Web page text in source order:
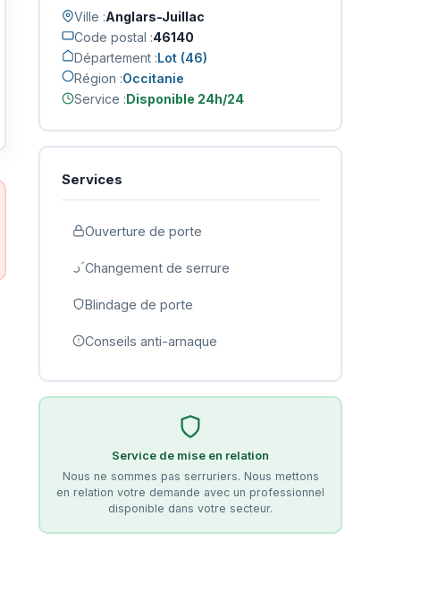
Ville :Anglars-Juillac
Code postal :46140
Département :Lot (46)
Région :Occitanie
Service :Disponible 24h/24
Services
Ouverture de porte
Changement de serrure
Blindage de porte
Conseils anti-arnaque
Service de mise en relation
Nous ne sommes pas serruriers. Nous mettons
en relation votre demande avec un professionnel
disponible dans votre secteur.